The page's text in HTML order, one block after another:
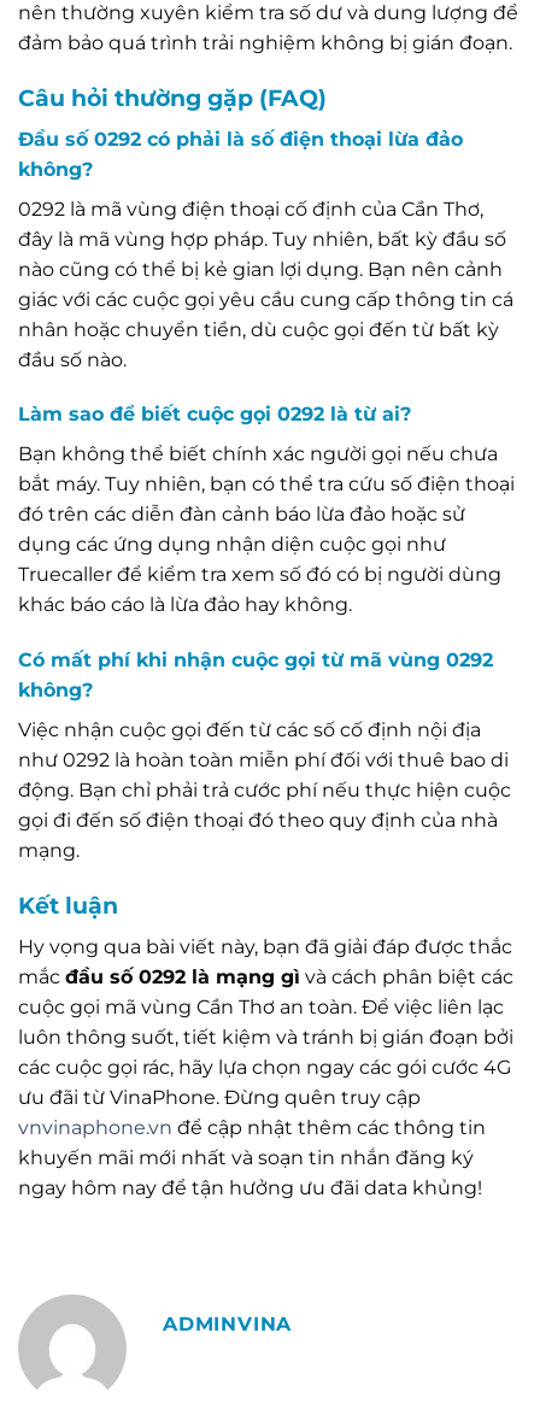
nên thường xuyên kiểm tra số dư và dung lượng để
đảm bảo quá trình trải nghiệm không bị gián đoạn.
Câu hỏi thường gặp (FAQ)
Đầu số 0292 có phải là số điện thoại lừa đảo
không?
0292 là mã vùng điện thoại cố định của Cần Thơ,
đây là mã vùng hợp pháp. Tuy nhiên, bất kỳ đầu số
nào cũng có thể bị kẻ gian lợi dụng. Bạn nên cảnh
giác với các cuộc gọi yêu cầu cung cấp thông tin cá
nhân hoặc chuyển tiền, dù cuộc gọi đến từ bất kỳ
đầu số nào.
Làm sao để biết cuộc gọi 0292 là từ ai?
Bạn không thể biết chính xác người gọi nếu chưa
bắt máy. Tuy nhiên, bạn có thể tra cứu số điện thoại
đó trên các diễn đàn cảnh báo lừa đảo hoặc sử
dụng các ứng dụng nhận diện cuộc gọi như
Truecaller để kiểm tra xem số đó có bị người dùng
khác báo cáo là lừa đảo hay không.
Có mất phí khi nhận cuộc gọi từ mã vùng 0292
không?
Việc nhận cuộc gọi đến từ các số cố định nội địa
như 0292 là hoàn toàn miễn phí đối với thuê bao di
động. Bạn chỉ phải trả cước phí nếu thực hiện cuộc
gọi đi đến số điện thoại đó theo quy định của nhà
mạng.
Kết luận
Hy vọng qua bài viết này, bạn đã giải đáp được thắc
mắc đầu số 0292 là mạng gì và cách phân biệt các
cuộc gọi mã vùng Cần Thơ an toàn. Để việc liên lạc
luôn thông suốt, tiết kiệm và tránh bị gián đoạn bởi
các cuộc gọi rác, hãy lựa chọn ngay các gói cước 4G
ưu đãi từ VinaPhone. Đừng quên truy cập
vnvinaphone.vn để cập nhật thêm các thông tin
khuyến mãi mới nhất và soạn tin nhắn đăng ký
ngay hôm nay để tận hưởng ưu đãi data khủng!
ADMINVINA